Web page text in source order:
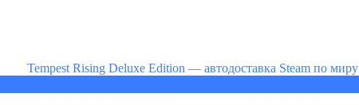
Tempest Rising Deluxe Edition — автодоставка Steam по миру